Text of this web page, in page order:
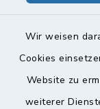
Wir weisen
Cookies
Website zu
weiterer